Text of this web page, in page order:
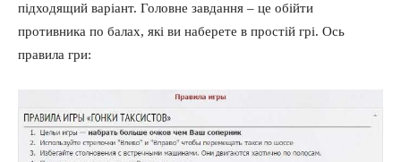
підходящий варіант. Головне завдання – це обійти
противника по балах, які ви наберете в простій грі. Ось
правила гри: